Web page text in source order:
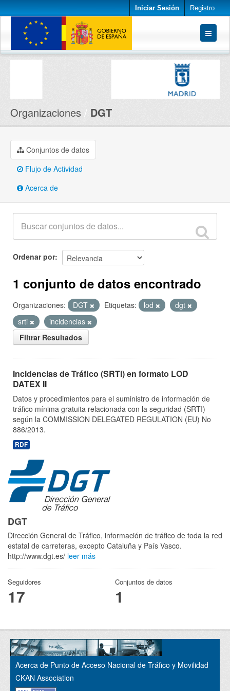
Iniciar Sesión Registro
Conjuntos de datos
Organizaciones DGT
Conjuntos de datos
Flujo de Actividad
Acerca de
Ordenar por
1 conjunto de datos encontrado
Organizaciones: DGT Etiquetas: lod
dgt
srti
incidencias
Filtrar Resultados
Incidencias de Tráfico (SRTI) en formato LOD
DATEX II
Datos y procedimientos para el suministro de información de
tráfico mínima gratuita relacionada con la seguridad (SRTI)
según la COMMISSION DELEGATED REGULATION (EU) No
886/2013.
RDF
DGT
Dirección General de Tráfico, información de tráfico de toda la red
estatal de carreteras, excepto Cataluña y País Vasco.
http://www.dgt.es/ leer más
Seguidores
17
Conjuntos de datos
1
Acerca de Punto de Acceso Nacional de Tráfico y Movilidad
CKAN Association